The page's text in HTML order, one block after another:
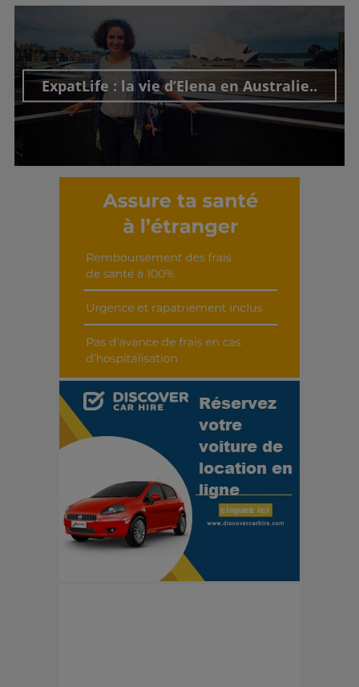
Découvrir cet interview
ExpatLife : la vie d’Elena en Australie..
Découvrir cet interview